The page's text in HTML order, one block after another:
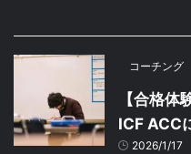
コーチング
【合格
ICF ACC
2026/1/17